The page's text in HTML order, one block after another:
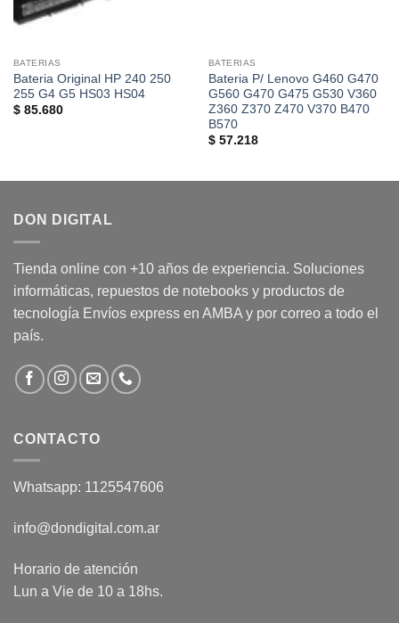
BATERIAS
Bateria Original HP 240 250
255 G4 G5 HS03 HS04
$85.680
BATERIAS
Bateria P/ Lenovo G460 G470
G560 G470 G475 G530 V360
Z360 Z370 Z470 V370 B470
B570
$57.218
DON DIGITAL
Tienda online con +10 años de experiencia. Soluciones
informáticas, repuestos de notebooks y productos de
tecnología Envíos express en AMBA y por correo a todo el
país.
CONTACTO
Whatsapp: 1125547606
info@dondigital.com.ar
Horario de atención
Lun a Vie de 10 a 18hs.